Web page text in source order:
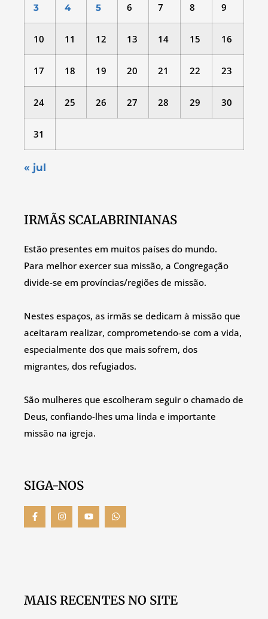
3 4 5 6 7 8 9
10 11 12 13 14 15 16
17 18 19 20 21 22 23
24 25 26 27 28 29 30
31
« jul
IRMÃS SCALABRINIANAS
Estão presentes em muitos países do mundo.
Para melhor exercer sua missão, a Congregação
divide-se em províncias/regiões de missão.
Nestes espaços, as irmãs se dedicam à missão que
aceitaram realizar, comprometendo-se com a vida,
especialmente dos que mais sofrem, dos
migrantes, dos refugiados.
São mulheres que escolheram seguir o chamado de
Deus, confiando-lhes uma linda e importante
missão na igreja.
SIGA-NOS
MAIS RECENTES NO SITE